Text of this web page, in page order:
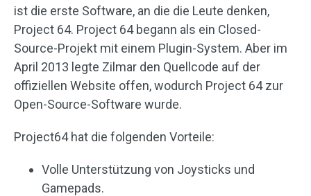
ist die erste Software, an die die Leute denken,
Project 64. Project 64 begann als ein Closed-
Source-Projekt mit einem Plugin-System. Aber im
April 2013 legte Zilmar den Quellcode auf der
offiziellen Website offen, wodurch Project 64 zur
Open-Source-Software wurde.
Project64 hat die folgenden Vorteile:
Volle Unterstützung von Joysticks und
Gamepads.